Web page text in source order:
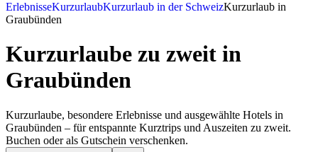
ErlebnisseKurzurlaubKurzurlaub in der SchweizKurzurlaub in
Graubünden
Kurzurlaube zu zweit in
Graubünden
Kurzurlaube, besondere Erlebnisse und ausgewählte Hotels in
Graubünden – für entspannte Kurztrips und Auszeiten zu zweit.
Buchen oder als Gutschein verschenken.